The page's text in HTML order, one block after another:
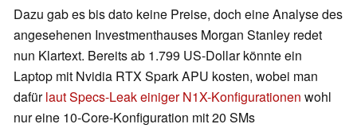
Dazu gab es bis dato keine Preise, doch eine Analyse des
angesehenen Investmenthauses Morgan Stanley redet
nun Klartext. Bereits ab 1.799 US-Dollar könnte ein
Laptop mit Nvidia RTX Spark APU kosten, wobei man
dafürlaut Specs-Leak einiger N1X-Konfigurationen wohl
nur eine 10-Core-Konfiguration mit 20 SMs